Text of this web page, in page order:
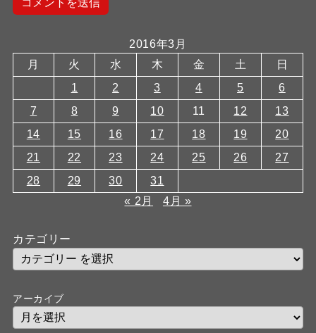
2016年3月
月
火 水 木 金 土
日
1
2 3 4 5
6
7
8 9 10 11 12
13
14
15 16 17 18 19
20
21
22 23 24 25 26
27
28
29 30
31
« 2月
4月 »
カテゴリー
アーカイブ